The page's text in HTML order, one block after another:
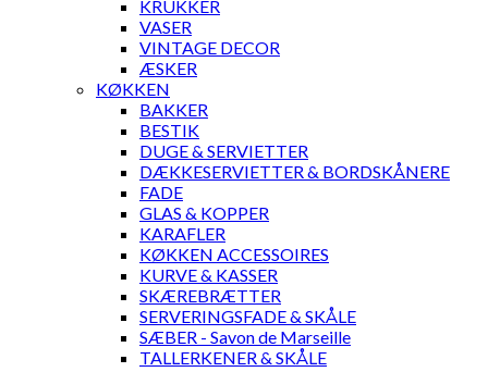
KRUKKER
VASER
VINTAGE DECOR
ÆSKER
KØKKEN
BAKKER
BESTIK
DUGE & SERVIETTER
DÆKKESERVIETTER & BORDSKÅNERE
FADE
GLAS & KOPPER
KARAFLER
KØKKEN ACCESSOIRES
KURVE & KASSER
SKÆREBRÆTTER
SERVERINGSFADE & SKÅLE
SÆBER - Savon de Marseille
TALLERKENER & SKÅLE